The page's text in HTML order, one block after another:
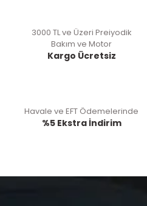
3000 TL ve Üzeri Preiyodik
Bakım ve Motor
Kargo Ücretsiz
Havale ve EFT Ödemelerinde
%5 Ekstra İndirim